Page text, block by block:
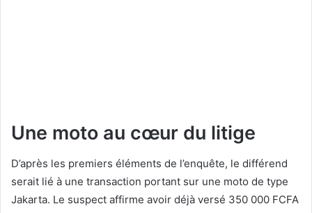
Une moto au cœur du litige
D’après les premiers éléments de l’enquête, le différend
serait lié à une transaction portant sur une moto de type
Jakarta. Le suspect affirme avoir déjà versé 350 000 FCFA